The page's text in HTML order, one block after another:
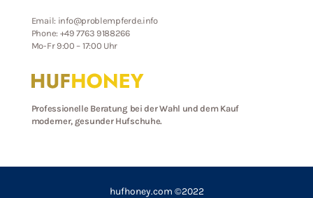
Email: info@problempferde.info
Phone: +49 7763 9188266
Mo-Fr 9:00 – 17:00 Uhr
Professionelle Beratung bei der Wahl und dem Kauf
moderner, gesunder Hufschuhe.
hufhoney.com ©2022